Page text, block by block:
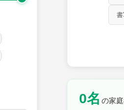
0名 の家
保健・体育
土曜日 日曜日